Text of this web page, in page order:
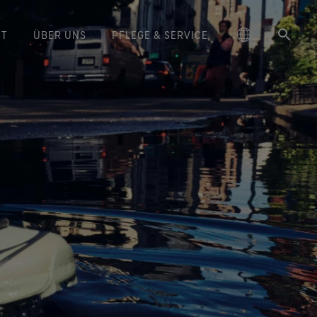
Lifestyle-Produkte Arc'teryx
Burton
GOREWEAR
Mammut
Norrøna
GORE‑TEX® Schuhe
Schutz und Komfort.
Invisible Fit Schuhe
Passform, angenehmes
Tragegefühl. Garantiert
wasserdicht.
SURROUND® Schuhe
atmungsaktive Schuhe.
Technologien für Schuhe
GORE‑TEX® Handschuhe
Bewährter Schutz und Komfort.
WINDSTOPPER® Stretch-
Handschuhe by GORE‑TEX LABS®
Eng anliegende Passform.
Bessere Kontrolle. Zum
Anlassen gemacht.
WINDSTOPPER® Handschuhe by
GORE‑TEX LABS®
Absolut winddicht. Einzigartiger
Performance
handeln durch
wissenschaftsbasierte
Innovationen.
Langlebige Produkte
Wissenschaftsbasierte
Innovationen
Engagement
Langlebigkeit als Mehrwert
Warum sich Langlebigkeit zu
einem Schlüsselfaktor in der
Outdoor-Branche entwickelt hat.
Unser Whitepaper ist ab sofort
verfügbar.
ÜBER UNS
Blog
Breaking Trails Serie
Markenbotschafter
PFLEGE & SERVICE
Pflegehinweise
DWR-Imprägnierung
Reparaturinformationen
Kontakt
Garantie und Rückgabe
Häufig gestellte Fragen
Kingdom
大中华区-中国大陆
대한민국
日本
大中華區–台灣/香港
Australia / New Zealand